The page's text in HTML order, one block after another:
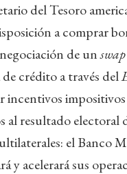
del Tesoro
a comprar
de unswap
crédito a través del
incentivos
al resultado electoral
el Banco
acelerará sus